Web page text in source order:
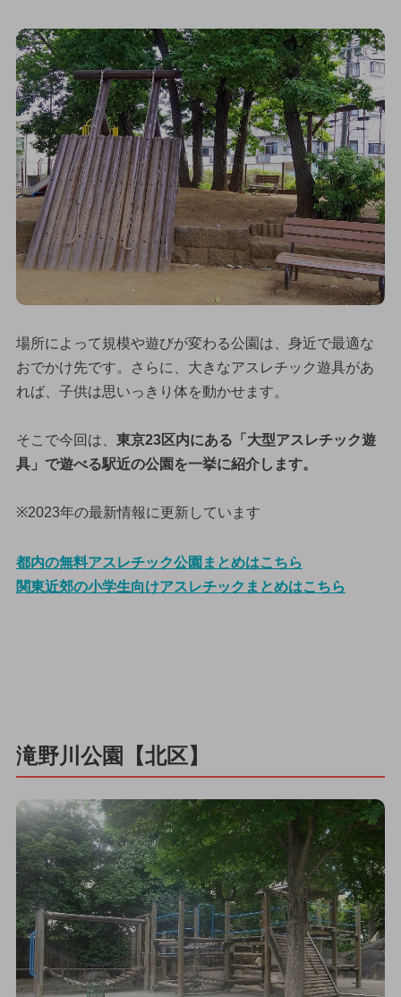
場所によって規模や遊びが変わる公園は、身近で最適な
おでかけ先です。さらに、大きなアスレチック遊具があ
れば、子供は思いっきり体を動かせます。
そこで今回は、 東京23区内にある「大型アスレチック遊
具」で遊べる駅近の公園を一挙に紹介します。
※2023年の最新情報に更新しています
都内の無料アスレチック公園まとめはこちら
関東近郊の小学生向けアスレチックまとめはこちら
滝野川公園【北区】